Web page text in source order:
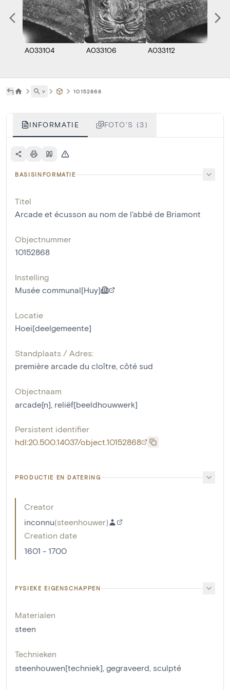
A033104 A033106 A033112
˅ 10152868
INFORMATIE FOTO'S (3)
BASISINFORMATIE
Titel
Arcade et écusson au nom de l'abbé de Briamont
Objectnummer
10152868
Instelling
Musée communal[Huy]
Locatie
Hoei[deelgemeente]
Standplaats / Adres:
première arcade du cloître, côté sud
Objectnaam
arcade[n], reliëf[beeldhouwwerk]
Persistent identifier
hdl:20.500.14037/object.10152868
PRODUCTIE EN DATERING
Creator
inconnu(steenhouwer)
Creation date
1601 - 1700
FYSIEKE EIGENSCHAPPEN
Materialen
steen
Technieken
steenhouwen[techniek], gegraveerd, sculpté